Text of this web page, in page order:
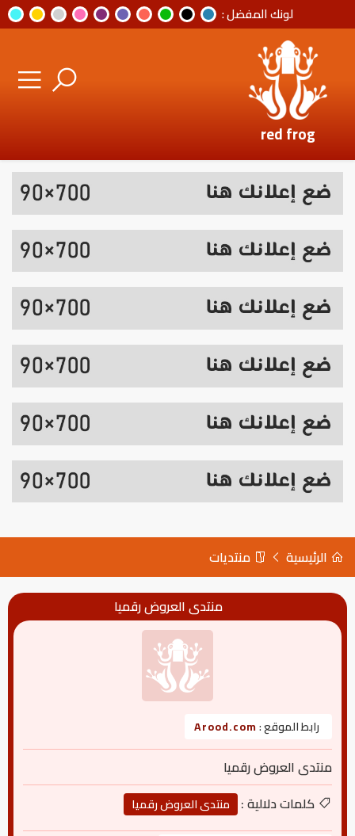
لونك المفضل :
red frog
الرئيسية منتديات
منتدى العروض رقميا
رابط الموقع :Arood.com
منتدى العروض رقميا
كلمات دلالية :
منتدى العروض رقميا